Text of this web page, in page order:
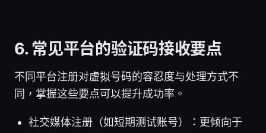
6. 常见平台的验证码接收要点
不同平台注册对虚拟号码的容忍度与处理方式不
同，掌握这些要点可以提升成功率。
社交媒体注册（如短期测试账号）：更倾向于